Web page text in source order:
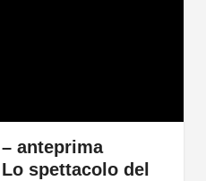
anteprima
spettacolo del